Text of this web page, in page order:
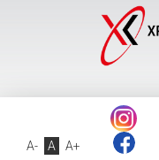
A- A A+